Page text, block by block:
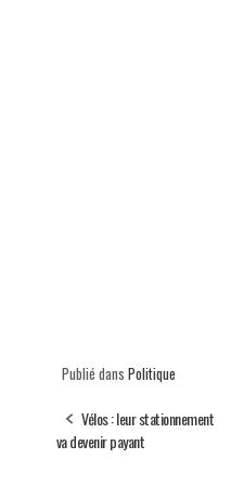
Publié dans Politique
Vélos : leur stationnement
va devenir payant